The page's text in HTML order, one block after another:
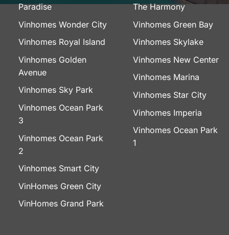
Paradise
Vinhomes Wonder City
Vinhomes Royal Island
Vinhomes Golden
Avenue
Vinhomes Sky Park
Vinhomes Ocean Park
3
Vinhomes Ocean Park
2
Vinhomes Smart City
VinHomes Green City
VinHomes Grand Park
The Harmony
Vinhomes Green Bay
Vinhomes Skylake
Vinhomes New Center
Vinhomes Marina
Vinhomes Star City
Vinhomes Imperia
Vinhomes Ocean Park
1